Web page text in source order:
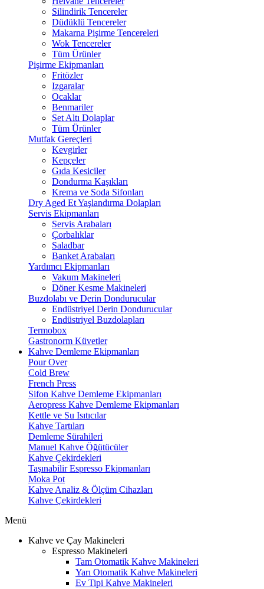
Silindirik Tencereler
Düdüklü Tencereler
Makarna Pişirme Tencereleri
Wok Tencereler
Tüm Ürünler
Pişirme Ekipmanları
Fritözler
Izgaralar
Ocaklar
Benmariler
Set Altı Dolaplar
Tüm Ürünler
Mutfak Gereçleri
Kevgirler
Kepçeler
Gıda Kesiciler
Dondurma Kaşıkları
Krema ve Soda Sifonları
Dry Aged Et Yaşlandırma Dolapları
Servis Ekipmanları
Servis Arabaları
Çorbalıklar
Saladbar
Banket Arabaları
Yardımcı Ekipmanları
Vakum Makineleri
Döner Kesme Makineleri
Buzdolabı ve Derin Dondurucular
Endüstriyel Derin Dondurucular
Endüstriyel Buzdolapları
Termobox
Gastronorm Küvetler
Kahve Demleme Ekipmanları
Pour Over
Cold Brew
French Press
Sifon Kahve Demleme Ekipmanları
Aeropress Kahve Demleme Ekipmanları
Kettle ve Su Isıtıcılar
Kahve Tartıları
Demleme Sürahileri
Manuel Kahve Öğütücüler
Kahve Çekirdekleri
Taşınabilir Espresso Ekipmanları
Moka Pot
Kahve Analiz & Ölçüm Cihazları
Kahve Çekirdekleri
Menü
Kahve ve Çay Makineleri
Espresso Makineleri
Tam Otomatik Kahve Makineleri
Yarı Otomatik Kahve Makineleri
Ev Tipi Kahve Makineleri